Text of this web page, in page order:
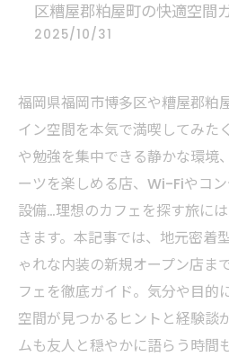
区糟屋郡粕屋町の快適空間
2025/10/31
福岡県福岡市博多区や糟屋郡粕
イン空間を本気で満喫してみた
や勉強を集中できる静かな環境
ーツを楽しめる店、Wi-Fiやコ
設備…理想のカフェを探す旅に
きます。本記事では、地元密着
ゃれな内装の新規オープン店ま
フェを徹底ガイド。気分や目的
空間が見つかるヒントと経験談
ムも友人と穏やかに語らう時間